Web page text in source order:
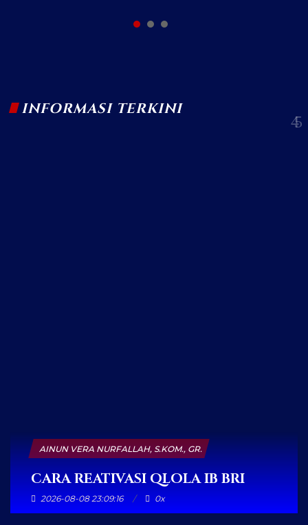
INFORMASI TERKINI
AINUN VERA NURFALLAH, S.KOM., GR.
CARA REATIVASI QLOLA IB BRI
2026-08-08 23:09:16 0x